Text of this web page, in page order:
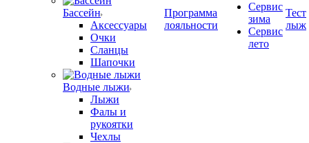
Бассейн
Аксессуары
Очки
Сланцы
Шапочки
Водные лыжи
Лыжи
Фалы и
рукоятки
Чехлы
Программа
лояльности
Сервис
зима
Сервис
лето
Тест
лыж